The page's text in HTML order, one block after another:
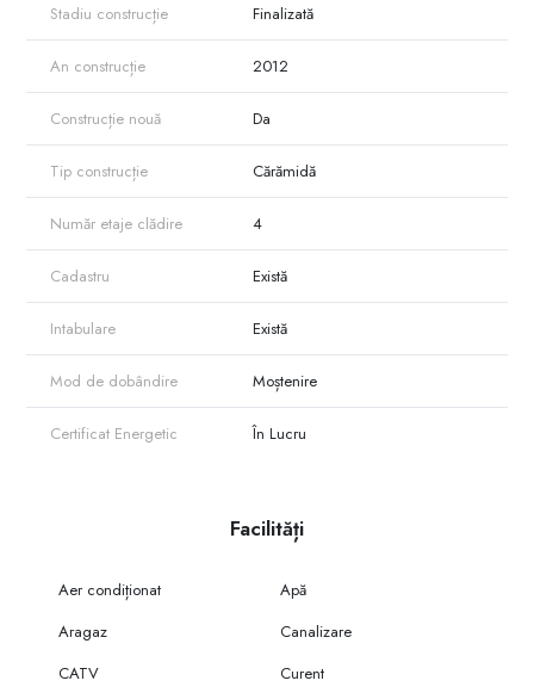
Stadiu construcție Finalizată
An construcție 2012
Construcție nouă Da
Tip construcție Cărămidă
Număr etaje clădire 4
Cadastru Există
Intabulare Există
Mod de dobândire Moștenire
Certificat Energetic În Lucru
Facilități
Aer condiționat
Apă
Aragaz
Canalizare
CATV
Curent